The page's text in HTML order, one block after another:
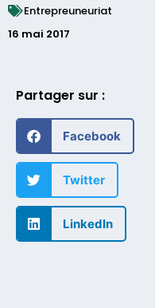
Entrepreuneuriat
16 mai 2017
Partager sur :
Facebook
Twitter
LinkedIn